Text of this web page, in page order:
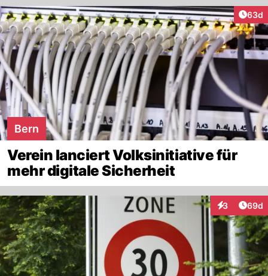
63d
Bern
Verein lanciert Volksinitiative für
mehr digitale Sicherheit
3
Interaktionen
69d